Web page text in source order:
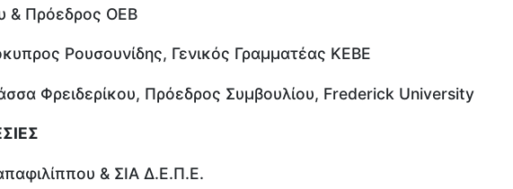
& Πρόεδρος ΟΕΒ
Ρουσουνίδης, Γενικός Γραμματέας ΚΕΒΕ
Φρειδερίκου, Πρόεδρος Συμβουλίου, Frederick University
& ΣΙΑ Δ.Ε.Π.Ε.